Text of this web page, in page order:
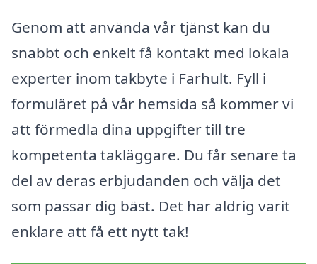
Genom att använda vår tjänst kan du
snabbt och enkelt få kontakt med lokala
experter inom takbyte i Farhult. Fyll i
formuläret på vår hemsida så kommer vi
att förmedla dina uppgifter till tre
kompetenta takläggare. Du får senare ta
del av deras erbjudanden och välja det
som passar dig bäst. Det har aldrig varit
enklare att få ett nytt tak!